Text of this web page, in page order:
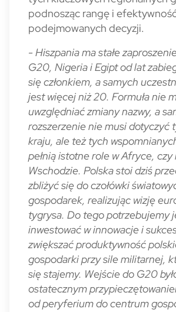
podnosząc rangę i
podejmowanych decyzji.
- Hiszpania ma stałe
G20, Nigeria i Egipt od lat
się członkiem, a samych
jest więcej niż 20. Formuła nie
uwzględniać zmiany nazwy, a
rozszerzenie nie musi dotyczyć
kraju, ale też tych
pełnią istotne role w Afryce, czy
Wschodzie. Polska stoi dziś
zbliżyć się do czołówki
gospodarek, realizując wizję
tygrysa. Do tego potrzebujemy
inwestować w innowacje i
zwiększać produktywność
gospodarki przy sile militarnej,
się stajemy. Wejście do G20
ostatecznym
od peryferium do centrum